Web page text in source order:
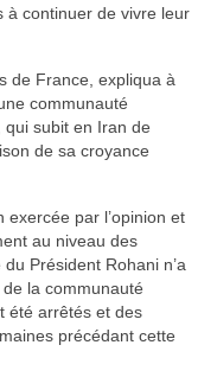
à continuer de vivre leur
de France, expliqua à
communauté
subit en Iran de
de sa croyance
par l’opinion et
au niveau des
Président Rohani n’a
la communauté
été arrêtés et des
précédant cette